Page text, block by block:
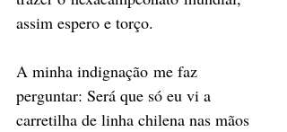
assim espero e torço.
A minha indignação me faz
perguntar: Será que só eu vi a
carretilha de linha chilena nas mãos